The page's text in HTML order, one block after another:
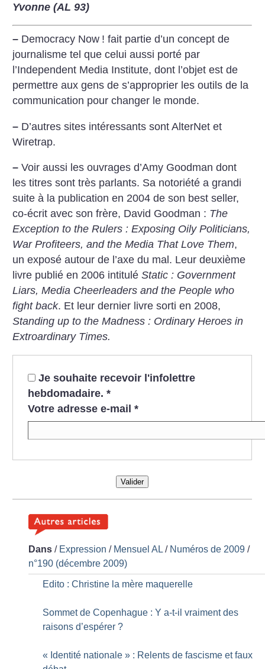
Yvonne (AL 93)
– Democracy Now ! fait partie d’un concept de
journalisme tel que celui aussi porté par
l’Independent Media Institute, dont l’objet est de
permettre aux gens de s’approprier les outils de la
communication pour changer le monde.
– D’autres sites intéressants sont AlterNet et
Wiretrap.
– Voir aussi les ouvrages d’Amy Goodman dont
les titres sont très parlants. Sa notoriété a grandi
suite à la publication en 2004 de son best seller,
co-écrit avec son frère, David Goodman : The
Exception to the Rulers : Exposing Oily Politicians,
War Profiteers, and the Media That Love Them,
un exposé autour de l’axe du mal. Leur deuxième
livre publié en 2006 intituléStatic : Government
Liars, Media Cheerleaders and the People who
fight back. Et leur dernier livre sorti en 2008,
Standing up to the Madness : Ordinary Heroes in
Extroardinary Times.
Je souhaite recevoir l'infolettre
hebdomadaire. *
Votre adresse e-mail *
Valider
Dans / Expression / Mensuel AL / Numéros de 2009 /
n°190 (décembre 2009)
Edito : Christine la mère maquerelle
Sommet de Copenhague : Y a-t-il vraiment des
raisons d’espérer ?
« Identité nationale » : Relents de fascisme et faux